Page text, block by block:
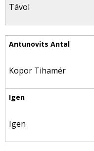
Távol
Kopor Tihamér
Igen